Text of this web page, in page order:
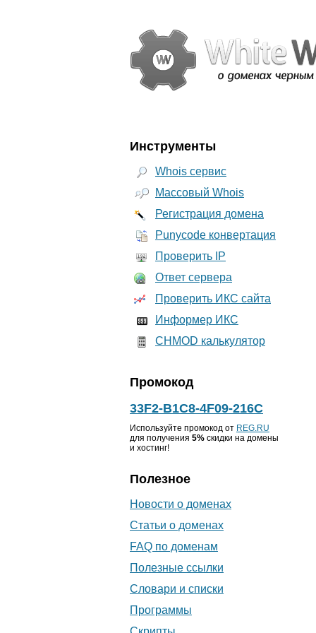
Инструменты
Whois сервис
Массовый Whois
Регистрация домена
Punycode конвертация
Проверить IP
Ответ сервера
Проверить ИКС сайта
Информер ИКС
CHMOD калькулятор
Промокод
33F2-B1C8-4F09-216C
Используйте промокод от REG.RU
для получения 5% скидки на домены
и хостинг!
Полезное
Новости о доменах
Статьи о доменах
FAQ по доменам
Полезные ссылки
Словари и списки
Программы